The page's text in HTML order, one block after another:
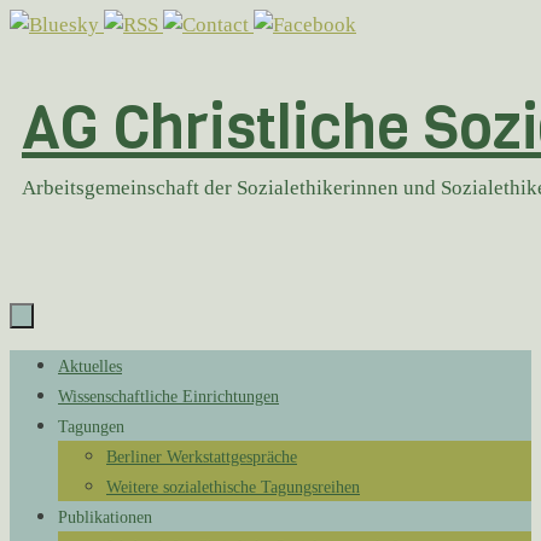
Zum
AG Christliche
Arbeitsgemeinschaft der Sozialethikerinnen und
Zum
Inhalt
springen
Aktuelles
Wissenschaftliche Einrichtungen
Tagungen
Berliner Werkstattgespräche
Weitere sozialethische Tagungsreihen
Publikationen